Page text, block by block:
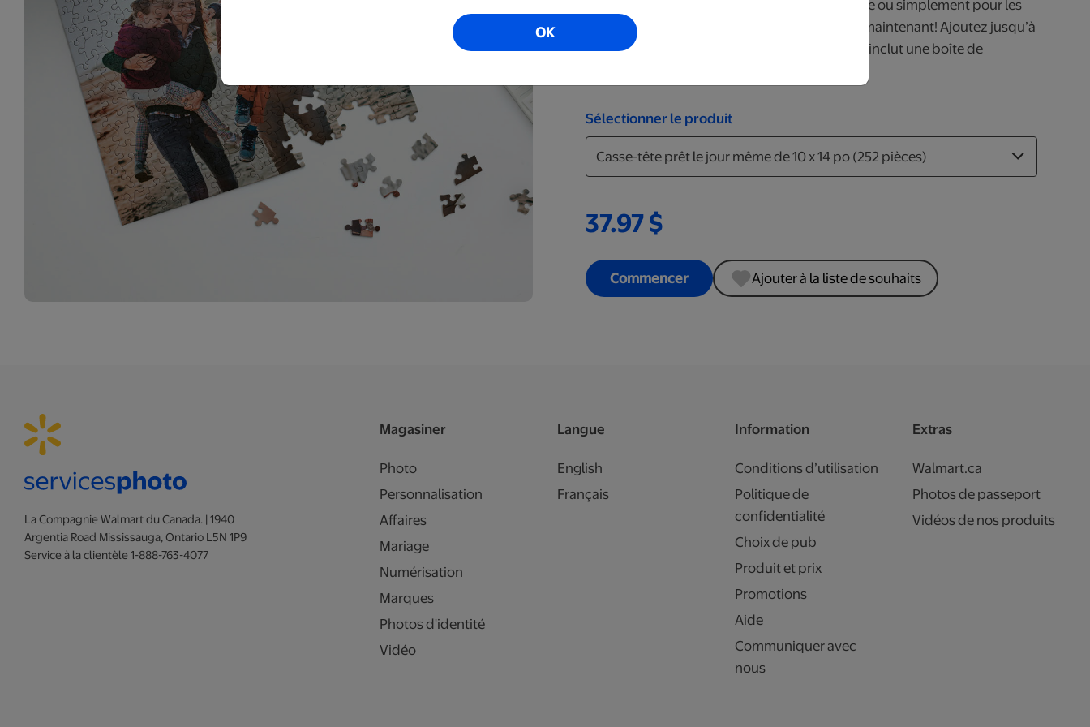
pour une surprise, célébrer une bonne nouvelle ou simplement pour les
moments de tous les jours. Créez le vôtre dès maintenant! Ajoutez jusqu’à
4 de vos photos préférées. Chaque casse-tête inclut une boîte de
Sélectionner le produit
37.97 $
Commencer Ajouter à la liste de souhaits
La Compagnie Walmart du Canada. | 1940
Argentia Road Mississauga, Ontario L5N 1P9
Service à la clientèle 1-888-763-4077
Magasiner
Photo
Personnalisation
Affaires
Mariage
Numérisation
Marques
Photos d'identité
Vidéo
Langue
English
Français
Information
Conditions d’utilisation
Politique de
confidentialité
Choix de pub
Produit et prix
Promotions
Aide
Communiquer avec
nous
Extras
Walmart.ca
Photos de passeport
Vidéos de nos produits
OK